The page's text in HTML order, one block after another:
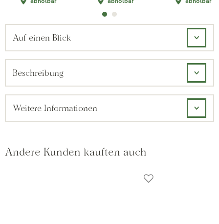
Auf einen Blick
Beschreibung
Weitere Informationen
Andere Kunden kauften auch